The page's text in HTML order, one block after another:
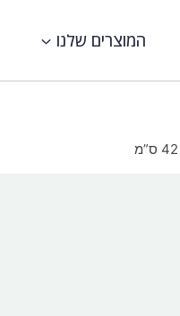
המוצרים שלנו